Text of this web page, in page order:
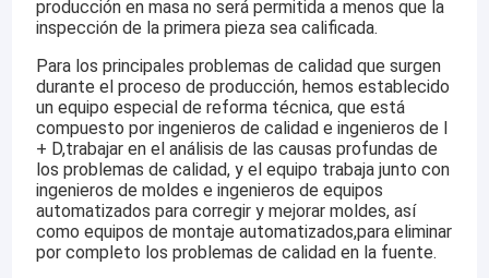
producción en masa no será permitida a menos que la
inspección de la primera pieza sea calificada.
Para los principales problemas de calidad que surgen
durante el proceso de producción, hemos establecido
un equipo especial de reforma técnica, que está
compuesto por ingenieros de calidad e ingenieros de I
+ D,trabajar en el análisis de las causas profundas de
los problemas de calidad, y el equipo trabaja junto con
ingenieros de moldes e ingenieros de equipos
automatizados para corregir y mejorar moldes, así
como equipos de montaje automatizados,para eliminar
por completo los problemas de calidad en la fuente.